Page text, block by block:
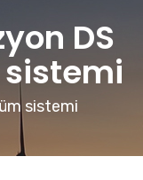
DS
sistemi